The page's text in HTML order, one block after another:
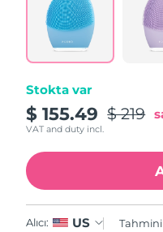
Reviews.
Same
page
link.
Stokta var
$ 155.49 $ 219
VAT and duty incl.
Alıcı: US